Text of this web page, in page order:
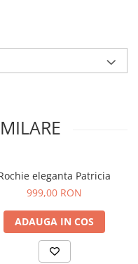
inainte de curatare!
de culoare ar trebui
ecranului
eleganta Patricia
999,00 RON
ADAUGA IN COS